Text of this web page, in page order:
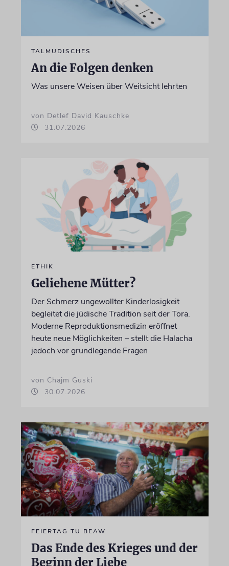
TALMUDISCHES
An die Folgen denken
Was unsere Weisen über Weitsicht lehrten
von Detlef David Kauschke
31.07.2026
ETHIK
Geliehene Mütter?
Der Schmerz ungewollter Kinderlosigkeit
begleitet die jüdische Tradition seit der Tora.
Moderne Reproduktionsmedizin eröffnet
heute neue Möglichkeiten – stellt die Halacha
jedoch vor grundlegende Fragen
von Chajm Guski
30.07.2026
FEIERTAG TU BEAW
Das Ende des Krieges und der
Beginn der Liebe